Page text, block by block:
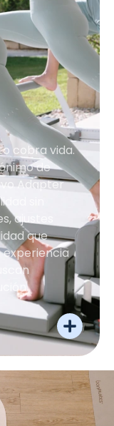
cobra vida.
de
Adapter
sin
ajustes
que